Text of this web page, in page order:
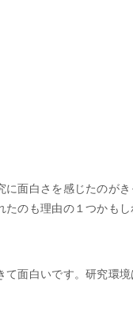
面白さを感じたのが
のも理由の１つかもし
面白いです。研究環